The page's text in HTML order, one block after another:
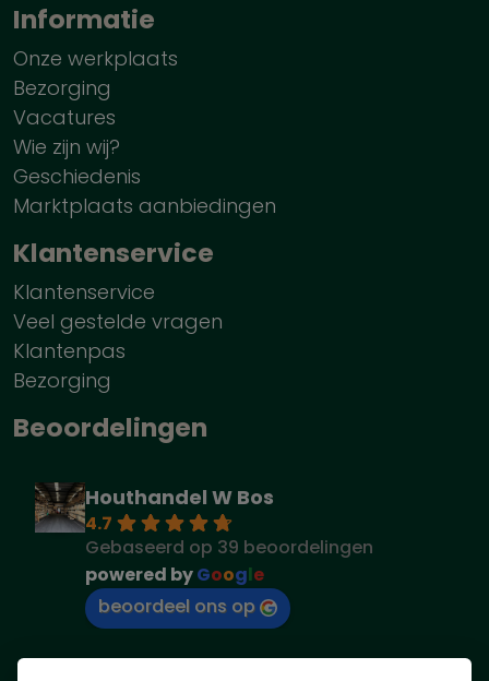
Informatie
Onze werkplaats
Bezorging
Vacatures
Wie zijn wij?
Geschiedenis
Marktplaats aanbiedingen
Klantenservice
Klantenservice
Veel gestelde vragen
Klantenpas
Bezorging
Beoordelingen
Houthandel W Bos
4.7
Gebaseerd op 39 beoordelingen
powered byGoogle
beoordeel ons op